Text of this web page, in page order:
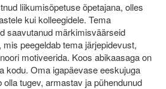
liikumisõpetuse õpetajana, olles
kui kolleegidele. Tema
saavutanud märkimisväärseid
peegeldab tema järjepidevust,
motiveerida. Koos abikaasaga on
kodu. Oma igapäevase eeskujuga
olla tugev, armastav ja pühendunud